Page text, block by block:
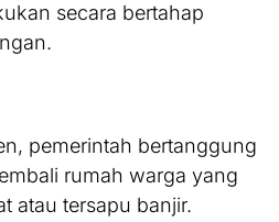
secara bertahap
pemerintah bertanggung
rumah warga yang
atau tersapu banjir.